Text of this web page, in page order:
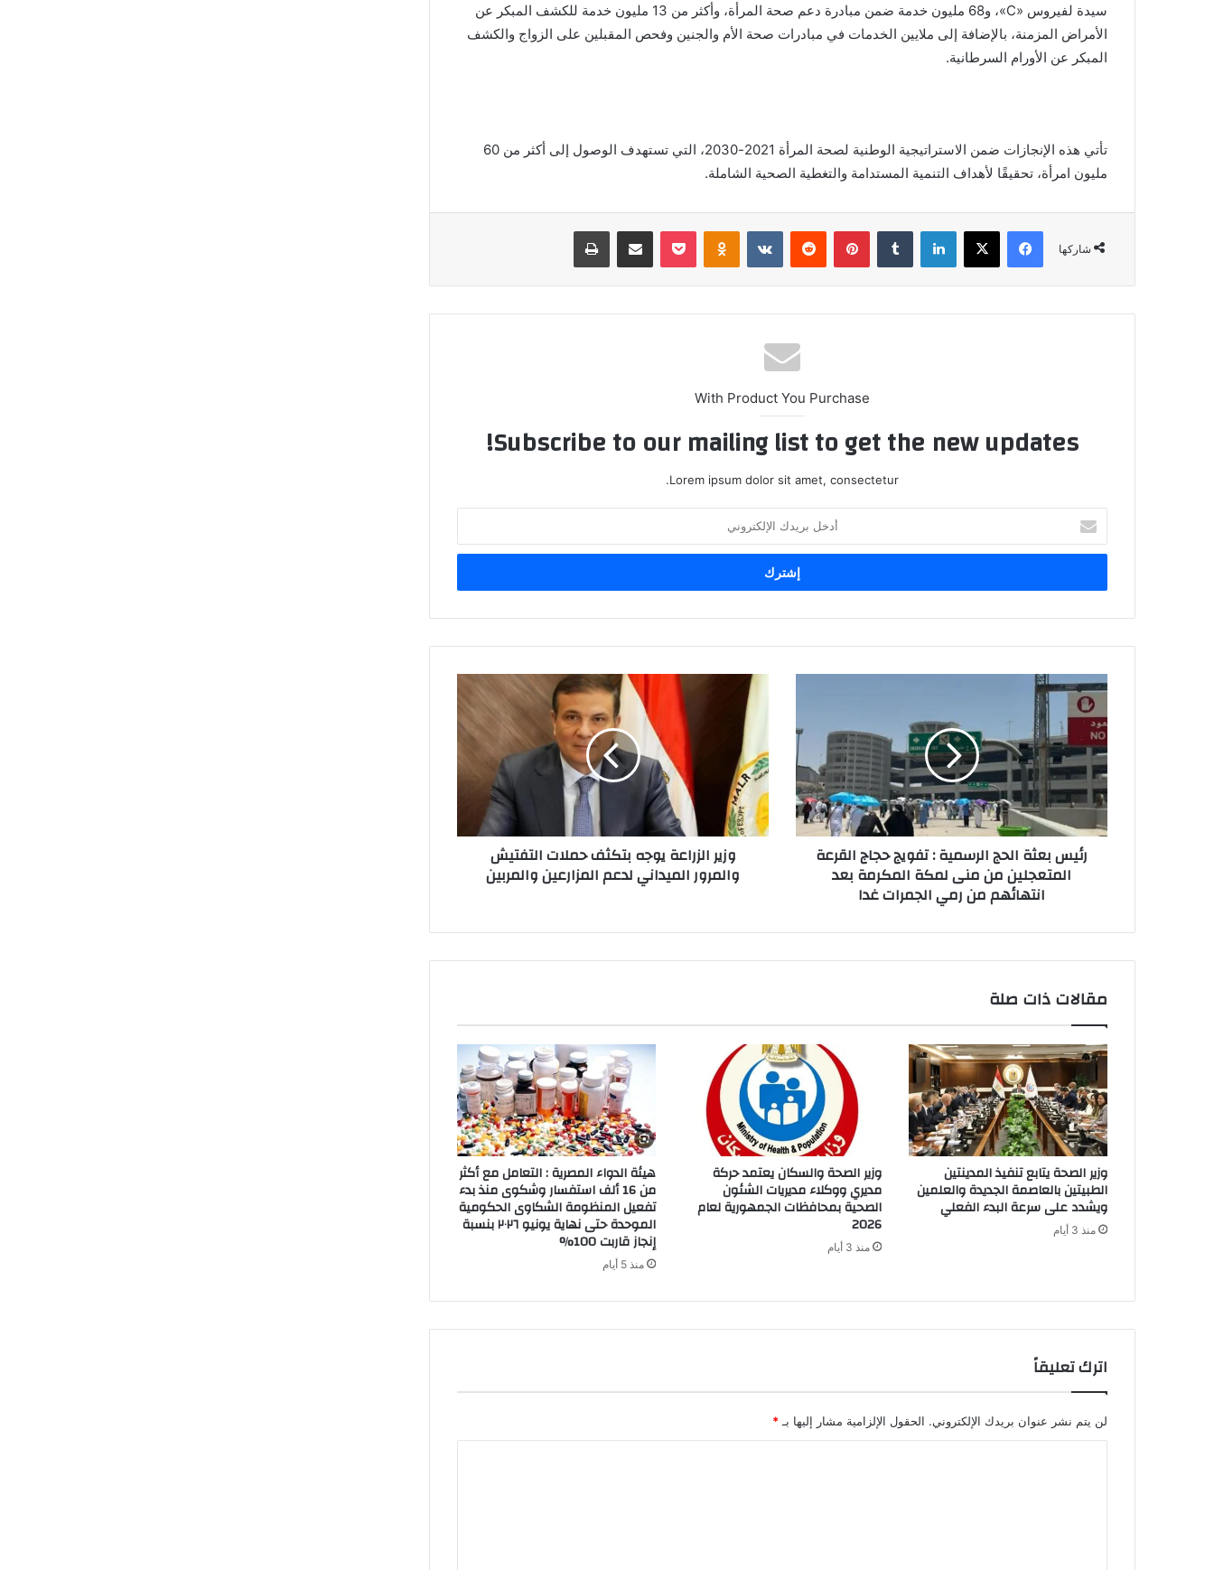
سيدة لفيروس «C»، و68 مليون خدمة ضمن مبادرة دعم صحة المرأة، وأكثر من 13 مليون خدمة للكشف المبكر عن
الأمراض المزمنة، بالإضافة إلى ملايين الخدمات في مبادرات صحة الأم والجنين وفحص المقبلين على الزواج والكشف
المبكر عن الأورام السرطانية.
تأتي هذه الإنجازات ضمن الاستراتيجية الوطنية لصحة المرأة 2021-2030، التي تستهدف الوصول إلى أكثر من 60
مليون امرأة، تحقيقًا لأهداف التنمية المستدامة والتغطية الصحية الشاملة.
شاركها
فيسبوك X لينكدإن بينتيريست Odnoklassniki
بوكيت مشاركة عبر البريد طباعة
With Product You Purchase
Subscribe to our mailing list to get the new updates!
Lorem ipsum dolor sit amet, consectetur.
بريدك
الإلكتروني
رئيس بعثة الحج الرسمية : تفويج حجاج القرعة
المتعجلين من منى لمكة المكرمة بعد
انتهائهم من رمي الجمرات غدا
وزير الزراعة يوجه بتكثف حملات التفتيش
والمرور الميداني لدعم المزارعين والمربين
مقالات ذات صلة
وزير الصحة يتابع تنفيذ المدينتين
الطبيتين بالعاصمة الجديدة والعلمين
ويشدد على سرعة البدء الفعلي
منذ 3 أيام
وزير الصحة والسكان يعتمد حركة
مديري ووكلاء مديريات الشئون
الصحية بمحافظات الجمهورية لعام
2026
منذ 3 أيام
هيئة الدواء المصرية : التعامل مع أكثر
من 16 ألف استفسار وشكوى منذ بدء
تفعيل المنظومة الشكاوى الحكومية
الموحدة حتى نهاية يونيو ٢٠٢٦ بنسبة
إنجاز قاربت 100%
منذ 5 أيام
اترك تعليقاً
لن يتم نشر عنوان بريدك الإلكتروني. الحقول الإلزامية مشار إليها بـ *